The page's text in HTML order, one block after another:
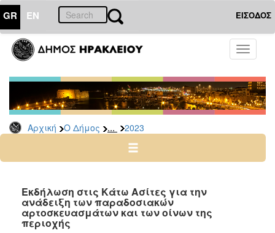
GR EN ΕΙΣΟΔΟΣ
Toggle
Αρχική Ο Δήμος ... 2023
ΔΗΜΟΣ
Δελτία
Τύπου
Αρχείο
2026
2024
2022
2021
Εκδήλωση στις Κάτω Ασίτες για την
ανάδειξη των παραδοσιακών
αρτοσκευασμάτων και των οίνων της
περιοχής